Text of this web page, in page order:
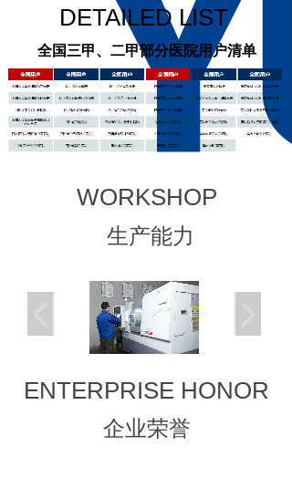
全国三甲、二甲部分医院用户清单
DETAILED LIST
WORKSHOP
生产能力
ENTERPRISE HONOR
企业荣誉